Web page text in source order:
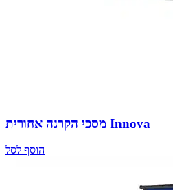
מסכי הקרנה אחורית Innova
הוסף לסל